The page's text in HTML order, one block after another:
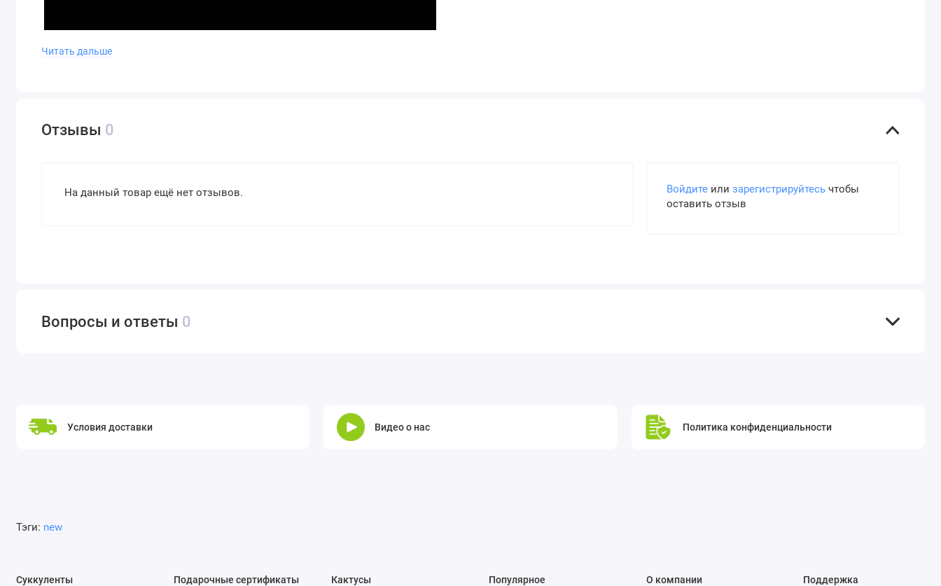
Читать дальше
Отзывы 0
На данный товар ещё нет отзывов. Войдитеили зарегистрируйтесьчтобы
оставить отзыв
Вопросы и ответы 0
Условия доставки Видео о нас Политика конфиденциальности
Тэги: new
Суккуленты Подарочные сертификаты Кактусы Популярное О компании Поддержка